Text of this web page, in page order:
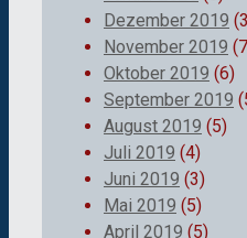
Dezember 2019
November 2019
Oktober 2019 (6)
September 2019
August 2019 (5)
Juli 2019 (4)
Juni 2019 (3)
Mai 2019 (5)
April 2019 (5)